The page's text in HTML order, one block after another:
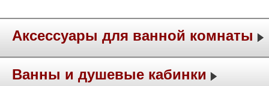
Аксессуары для ванной комнаты
Ванны и душевые кабинки